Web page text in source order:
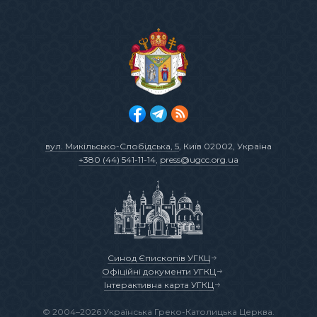
вул. Микільсько-Слобідська, 5, Київ 02002, Україна
+380 (44) 541-11-14, press@ugcc.org.ua
Синод Єпископів УГКЦ
Офіційні документи УГКЦ
Інтерактивна карта УГКЦ
© 2004–2026 Українська Греко-Католицька Церква.